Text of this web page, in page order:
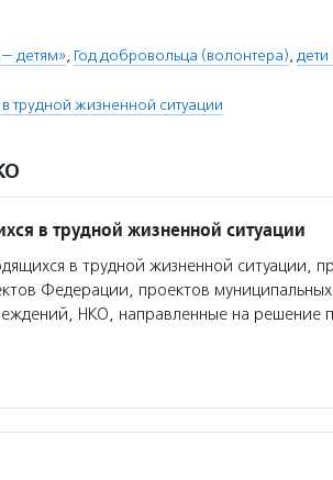
детям», Год добровольца (волонтера), дети
жизненной ситуации
в трудной жизненной ситуации
в трудной жизненной ситуации,
Федерации, проектов
НКО, направленные на решение